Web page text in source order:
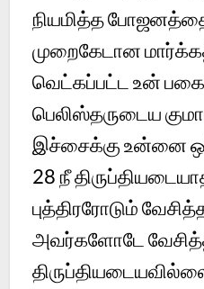
நியமித்த
முறைகேடான
வெட்கப்பட்ட உன்
பெலிஸ்தருடைய
இச்சைக்கு உன்னை
28 நீ
புத்திரரோடும்
அவர்களோடே